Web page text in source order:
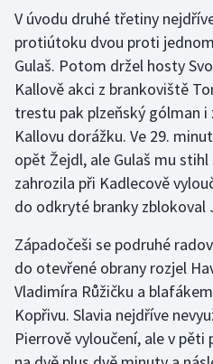
Ragby
Rychlobruslení
Rychlostní kanoistika
Short track
Sportovní střelba
Stolní tenis
Triatlon
Veslování
V úvodu druhé třetiny
protiútoku dvou proti
Gulaš. Potom držel hosty
Kallově akci z brankoviště
trestu pak plzeňský gólman
Kallovu dorážku. Ve 29.
opět Žejdl, ale Gulaš mu
zahrozila při Kadlecově
do odkryté branky zblokoval
Západočeši se podruhé
do otevřené obrany rozjel
Vladimíra Růžičku a
Kopřivu. Slavia nejdříve
Pierrově vyloučení, ale v